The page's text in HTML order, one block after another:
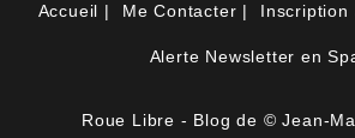
Accueil Me Contacter Inscription
Alerte Newsletter en
Roue Libre - Blog de © Jean-